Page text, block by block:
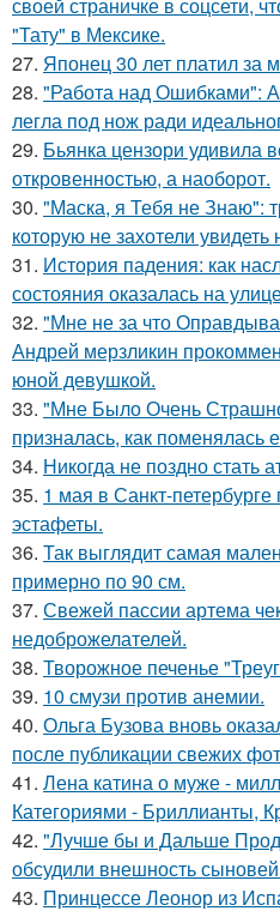
"Тату" в Мексике.
27. Японец 30 лет платил за
28. "Работа над Ошибками":
легла под нож ради
29. Бьянка цензори удивила
откровенностью, а наоборот.
30. "Маска, я Тебя не Знаю":
которую не захотели
31. История падения: как
состояния оказалась на
32. "Мне не за что
Андрей мерзликин
юной девушкой.
33. "Мне Было Очень
призналась, как поменялась
34. Никогда не поздно стать
35. 1 мая в Санкт-
эстафеты.
36. Так выглядит самая
примерно по 90 см.
37. Свежей пассии артема
недоброжелателей.
38. Творожное печенье
39. 10 смузи против анемии.
40. Ольга Бузова вновь
после публикации свежих
41. Лена катина о муже -
Категориями - Бриллианты,
42. "Лучше бы и Дальше
обсудили внешность
43. Принцессе Леонор из